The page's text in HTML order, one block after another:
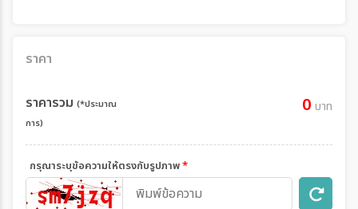
ราคา
ราคารวม (*ประมาณ
การ)
0 บาท
กรุณาระบุข้อความให้ตรงกับรูปภาพ*